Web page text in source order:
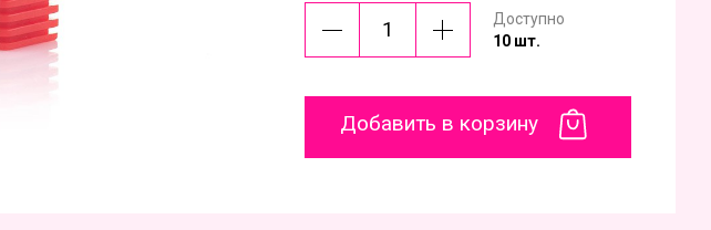
Доступно
10 шт.
Добавить в корзину